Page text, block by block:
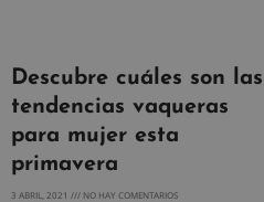
Descubre cuáles son las
tendencias vaqueras
para mujer esta
primavera
3 ABRIL, 2021 NO HAY COMENTARIOS